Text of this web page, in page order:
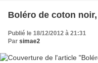
Boléro de coton
Publié le 18/12/2012 à 21:31
Par simae2